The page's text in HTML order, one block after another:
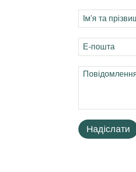
Надіслати